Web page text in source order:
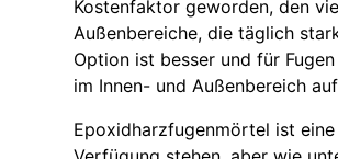
Kostenfaktor geworden, den
Außenbereiche, die täglich
Option ist besser und für
im Innen- und Außenbereich
Epoxidharzfugenmörtel ist